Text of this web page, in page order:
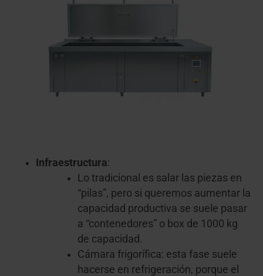
Infraestructura:
Lo tradicional es salar las piezas en
“pilas”, pero si queremos aumentar la
capacidad productiva se suele pasar
a “contenedores” o box de 1000 kg
de capacidad.
Cámara frigorífica: esta fase suele
hacerse en refrigeración, porque el